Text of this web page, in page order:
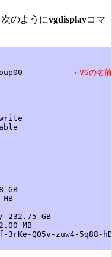
のようにvgdisplayコマ
←VGの名前
GB
MB
zuw4-5q88-